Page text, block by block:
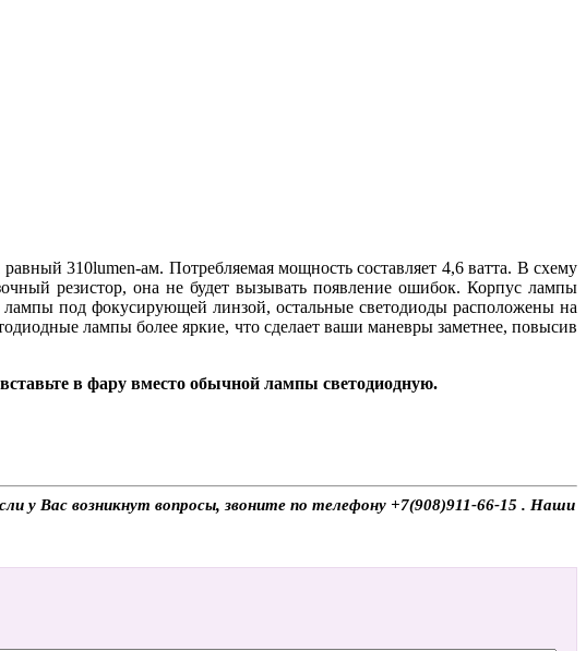
равный 310lumen-ам. Потребляемая мощность составляет 4,6 ватта. В схему
резистор, она не будет вызывать появление ошибок. Корпус лампы
под фокусирующей линзой, остальные светодиоды расположены на
лампы более яркие, что сделает ваши маневры заметнее, повысив
в фару вместо обычной лампы светодиодную.
у Вас возникнут вопросы, звоните по телефону +7(908)911-66-15 . Наши